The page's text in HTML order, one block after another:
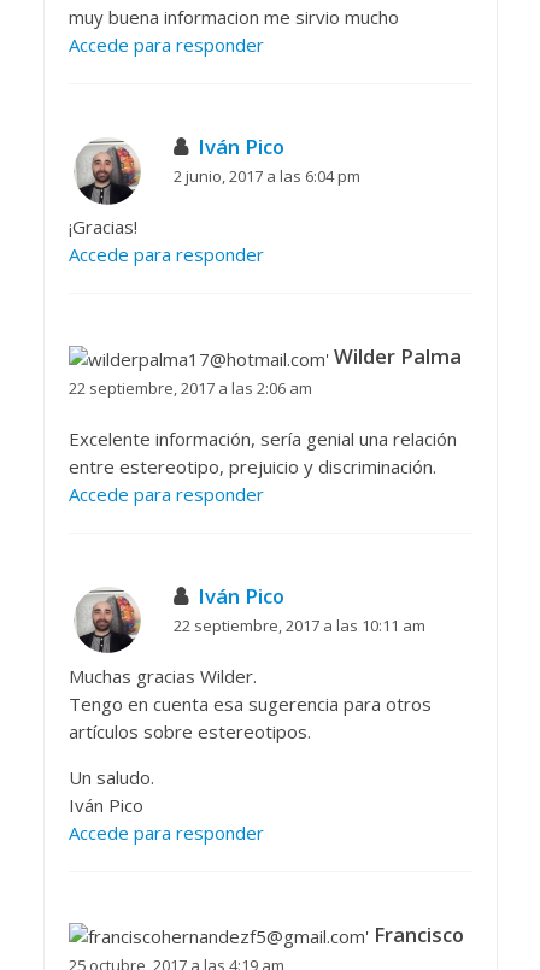
muy buena informacion me sirvio mucho
Accede para responder
Iván Pico
2 junio, 2017 a las 6:04 pm
¡Gracias!
Accede para responder
Wilder Palma
22 septiembre, 2017 a las 2:06 am
Excelente información, sería genial una relación
entre estereotipo, prejuicio y discriminación.
Accede para responder
Iván Pico
22 septiembre, 2017 a las 10:11 am
Muchas gracias Wilder.
Tengo en cuenta esa sugerencia para otros
artículos sobre estereotipos.
Un saludo.
Iván Pico
Accede para responder
Francisco
25 octubre, 2017 a las 4:19 am